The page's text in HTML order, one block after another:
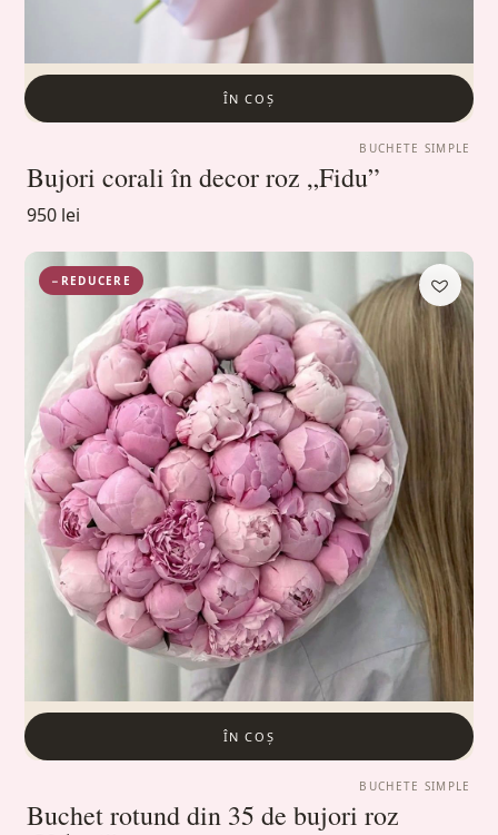
ÎN COȘ
BUCHETE SIMPLE
Bujori corali în decor roz „Fidu”
950 lei
−REDUCERE
ÎN COȘ
BUCHETE SIMPLE
Buchet rotund din 35 de bujori roz